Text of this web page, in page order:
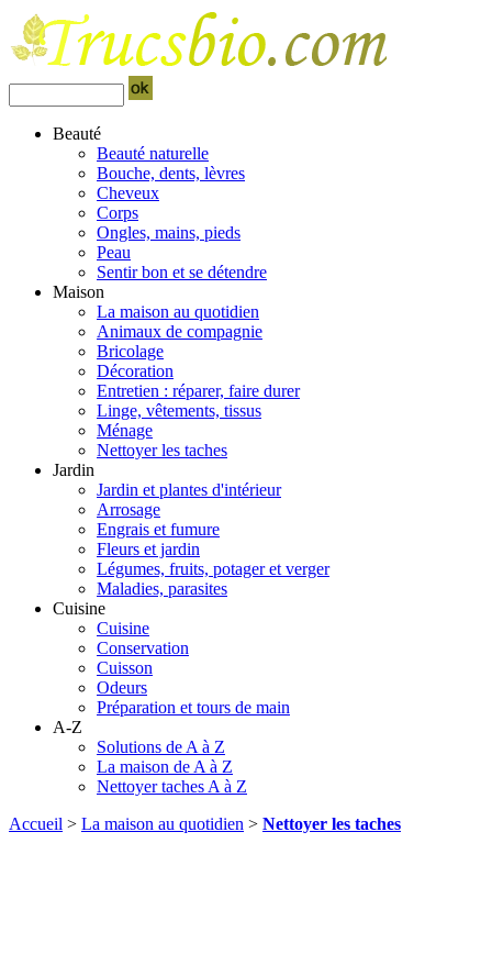
Beauté
Beauté naturelle
Bouche, dents, lèvres
Cheveux
Corps
Ongles, mains, pieds
Peau
Sentir bon et se détendre
Maison
La maison au quotidien
Animaux de compagnie
Bricolage
Décoration
Entretien : réparer, faire durer
Linge, vêtements, tissus
Ménage
Nettoyer les taches
Jardin
Jardin et plantes d'intérieur
Arrosage
Engrais et fumure
Fleurs et jardin
Légumes, fruits, potager et verger
Maladies, parasites
Cuisine
Cuisine
Conservation
Cuisson
Odeurs
Préparation et tours de main
A-Z
Solutions de A à Z
La maison de A à Z
Nettoyer taches A à Z
Accueil > La maison au quotidien > Nettoyer les taches